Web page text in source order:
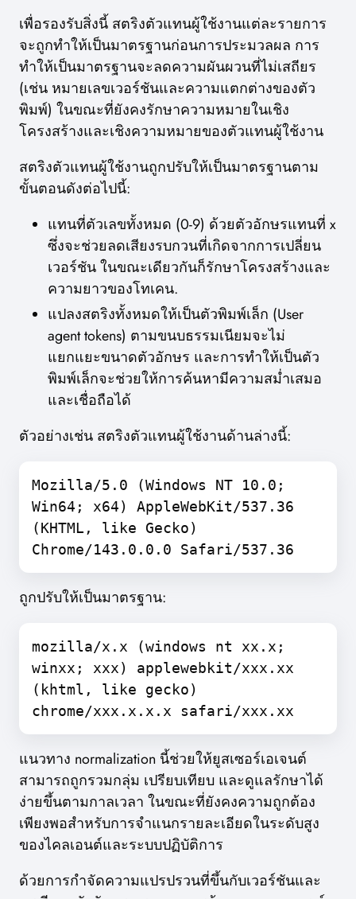
เพื่อรองรับสิ่งนี้ สตริงตัวแทนผู้ใช้งานแต่ละรายการ
จะถูกทำให้เป็นมาตรฐานก่อนการประมวลผล การ
ทำให้เป็นมาตรฐานจะลดความผันผวนที่ไม่เสถียร
(เช่น หมายเลขเวอร์ชันและความแตกต่างของตัว
พิมพ์) ในขณะที่ยังคงรักษาความหมายในเชิง
โครงสร้างและเชิงความหมายของตัวแทนผู้ใช้งาน
สตริงตัวแทนผู้ใช้งานถูกปรับให้เป็นมาตรฐานตาม
ขั้นตอนดังต่อไปนี้:
แทนที่ตัวเลขทั้งหมด (0-9) ด้วยตัวอักษรแทนที่ x
ซึ่งจะช่วยลดเสียงรบกวนที่เกิดจากการเปลี่ยน
เวอร์ชัน ในขณะเดียวกันก็รักษาโครงสร้างและ
ความยาวของโทเคน.
แปลงสตริงทั้งหมดให้เป็นตัวพิมพ์เล็ก (User
agent tokens) ตามขนบธรรมเนียมจะไม่
แยกแยะขนาดตัวอักษร และการทำให้เป็นตัว
พิมพ์เล็กจะช่วยให้การค้นหามีความสม่ำเสมอ
และเชื่อถือได้
ตัวอย่างเช่น สตริงตัวแทนผู้ใช้งานด้านล่างนี้:
Mozilla/5.0 (Windows NT 10.0;
Win64; x64) AppleWebKit/537.36
(KHTML, like Gecko)
Chrome/143.0.0.0 Safari/537.36
ถูกปรับให้เป็นมาตรฐาน:
mozilla/x.x (windows nt xx.x;
winxx; xxx) applewebkit/xxx.xx
(khtml, like gecko)
chrome/xxx.x.x.x safari/xxx.xx
แนวทาง normalization นี้ช่วยให้ยูสเซอร์เอเจนต์
สามารถถูกรวมกลุ่ม เปรียบเทียบ และดูแลรักษาได้
ง่ายขึ้นตามกาลเวลา ในขณะที่ยังคงความถูกต้อง
เพียงพอสำหรับการจำแนกรายละเอียดในระดับสูง
ของไคลเอนต์และระบบปฏิบัติการ
ด้วยการกำจัดความแปรปรวนที่ขึ้นกับเวอร์ชันและ